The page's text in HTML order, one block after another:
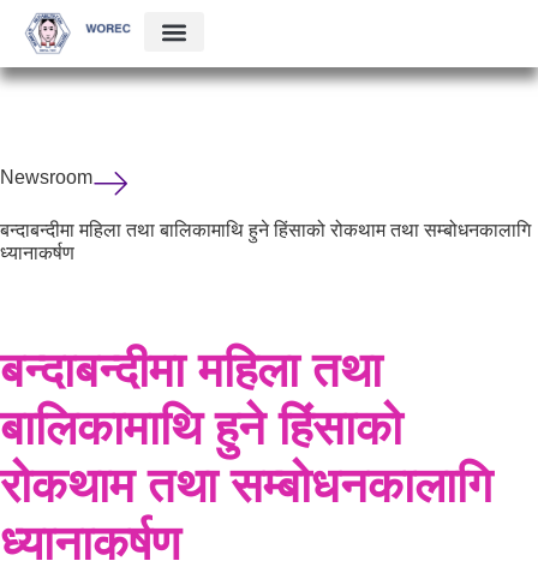
Newsroom
बन्दाबन्दीमा महिला तथा बालिकामाथि हुने हिंसाको रोकथाम तथा सम्बोधनकालागि
ध्यानाकर्षण
बन्दाबन्दीमा महिला तथा
बालिकामाथि हुने हिंसाको
रोकथाम तथा सम्बोधनकालागि
ध्यानाकर्षण